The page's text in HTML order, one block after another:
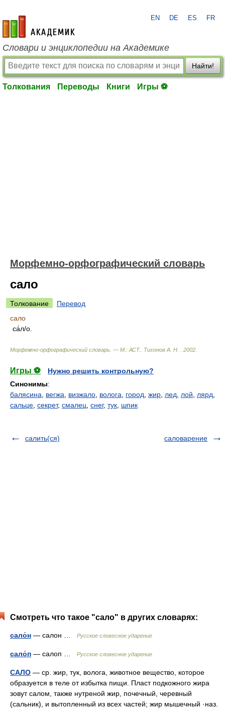
academic.ru
EN DE ES FR
Словари и энциклопедии на Академике
Найти!
Толкования Переводы Книги Игры ⚽
Морфемно-орфографический словарь
сало
Толкование
Перевод
сало
са́л/о.
Морфемно-орфографический словарь. — М.: АСТ. Тихонов А. Н. 2002
Игры ⚽
Нужно решить контрольную?
Синонимы:
балясина
вегжа визжало волога город жир лед лой лярд
сальце секрет, смалец снег, тук шпик
салить(ся) саловарение
Смотреть что такое "сало" в других словарях:
сало́н — салон … Русское словесное ударение
сало́п — салоп … Русское словесное ударение
САЛО — ср. жир, тук, волога, животное вещество, которое
образуется в теле от избытка пищи. Пласт подкожного жира
зовут салом, также нутреной жир, почечный, черевный
(сальник), и вытопленный из всех частей; жир мышечный ·наз.